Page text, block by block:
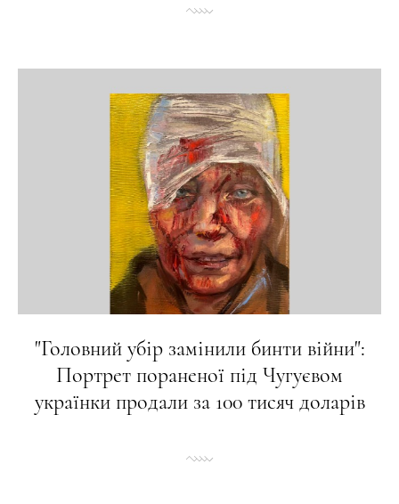
"Головний убір замінили бинти війни":
Портрет пораненої під Чугуєвом
українки продали за 100 тисяч доларів